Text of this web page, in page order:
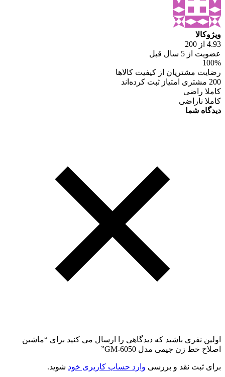
ویژوکالا
4.93 از 200
عضویت از 5 سال قبل
100%
رضایت مشتریان از کیفیت کالاها
200 مشتری امتیاز ثبت کرده‌اند
کاملا راضی
کاملا ناراضی
دیدگاه شما
اولین نفری باشید که دیدگاهی را ارسال می کنید برای “ماشین
اصلاح خط زن جیمی مدل GM-6050”
برای ثبت نقد و بررسی وارد حساب کاربری خود شوید.